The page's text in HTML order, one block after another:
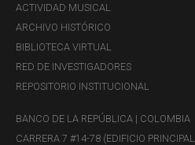
deforestaron más de 120.000
aparición de grupos armados
paramilitares. De acuerdo con el
ACTIVIDAD MUSICAL
ARCHIVO HISTÓRICO
BIBLIOTECA VIRTUAL
RED DE INVESTIGADORES
REPOSITORIO INSTITUCIONAL
BANCO DE LA REPÚBLICA | COLOMBIA
CARRERA 7 #14-78 (EDIFICIO